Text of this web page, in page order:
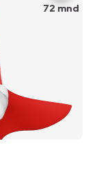
72 mnd